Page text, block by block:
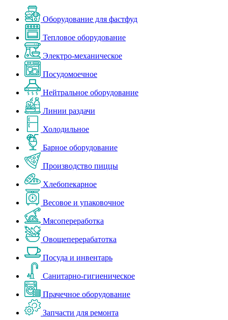
Оборудование для фастфуд
Тепловое оборудование
Электро-механическое
Посудомоечное
Нейтральное оборудование
Линии раздачи
Холодильное
Барное оборудование
Производство пиццы
Хлебопекарное
Весовое и упаковочное
Мясопереработка
Овощеперерабатотка
Посуда и инвентарь
Санитарно-гигиеническое
Прачечное оборудование
Запчасти для ремонта